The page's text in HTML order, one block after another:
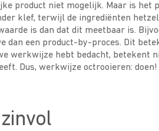
product niet mogelijk. Maar is het
klef, terwijl de ingrediënten
is dan dat dit meetbaar is.
dan een product-by-proces. Dit
werkwijze hebt bedacht, betekent
Dus, werkwijze octrooieren: